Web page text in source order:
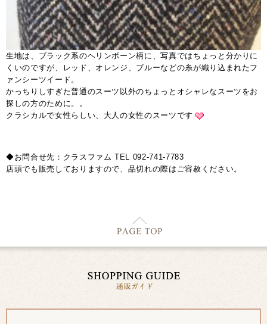
生地は、ブラック系のヘリンボーン柄に、写真ではちょっと分かりに
くいのですが、レッド、オレンジ、ブルーなどの糸が織り込まれたフ
ァンシーツイード。
かっちりしすぎた普通のスーツ以外のちょっとオシャレなスーツをお
探しの方のために。。
クラシカルで女性らしい、大人の女性のスーツです
◆お問合せ先：クラスファム TEL 092-741-7783
店頭でも販売しておりますので、品切れの際はご容赦ください。